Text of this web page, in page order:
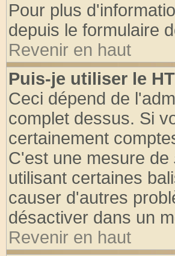
Pour plus
depuis le formulaire
Revenir en haut
Puis-je utiliser le
Ceci dépend de
complet dessus. Si
certainement
C'est une mesure de
utilisant certaines
causer d'autres
désactiver dans un
Revenir en haut